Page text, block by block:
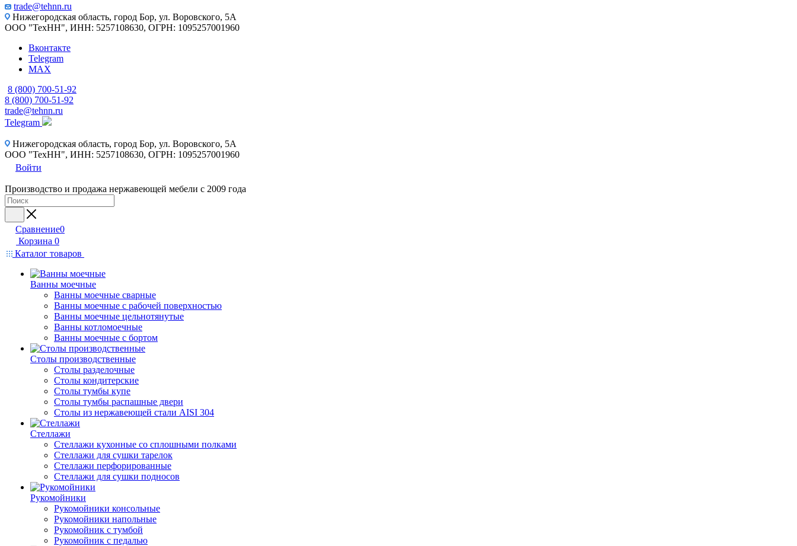
trade@tehnn.ru
Нижегородская область, город Бор, ул. Воровского, 5А
ООО "ТехНН", ИНН: 5257108630, ОГРН: 1095257001960
Вконтакте
Telegram
MAX
8 (800) 700-51-92
8 (800) 700-51-92
trade@tehnn.ru
Telegram
Нижегородская область, город Бор, ул. Воровского, 5А
ООО "ТехНН", ИНН: 5257108630, ОГРН: 1095257001960
Войти
Производство и продажа нержавеющей мебели с 2009 года
Сравнение0
Корзина 0
Каталог товаров
Ванны моечные
Ванны моечные сварные
Ванны моечные с рабочей поверхностью
Ванны моечные цельнотянутые
Ванны котломоечные
Ванны моечные с бортом
Столы производственные
Столы разделочные
Столы кондитерские
Столы тумбы купе
Столы тумбы распашные двери
Столы из нержавеющей стали AISI 304
Стеллажи
Стеллажи кухонные со сплошными полками
Стеллажи для сушки тарелок
Стеллажи перфорированные
Стеллажи для сушки подносов
Рукомойники
Рукомойники консольные
Рукомойники напольные
Рукомойник с тумбой
Рукомойник с педалью